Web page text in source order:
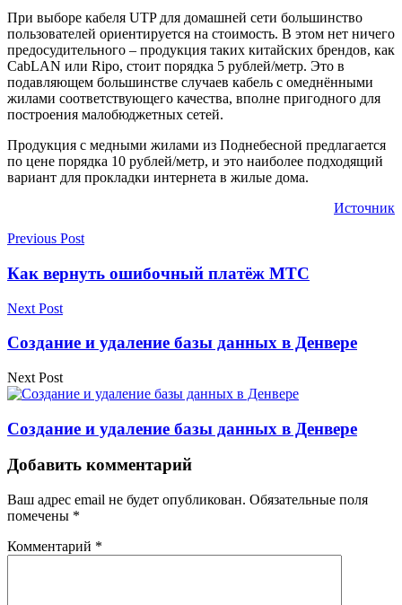
При выборе кабеля UTP для домашней сети большинство
пользователей ориентируется на стоимость. В этом нет ничего
предосудительного – продукция таких китайских брендов, как
CabLAN или Ripo, стоит порядка 5 рублей/метр. Это в
подавляющем большинстве случаев кабель с омеднёнными
жилами соответствующего качества, вполне пригодного для
построения малобюджетных сетей.
Продукция с медными жилами из Поднебесной предлагается
по цене порядка 10 рублей/метр, и это наиболее подходящий
вариант для прокладки интернета в жилые дома.
Источник
Previous Post
Как вернуть ошибочный платёж МТС
Next Post
Создание и удаление базы данных в Денвере
Next Post
Создание и удаление базы данных в Денвере
Добавить комментарий
Ваш адрес email не будет опубликован. Обязательные поля
помечены *
Комментарий *